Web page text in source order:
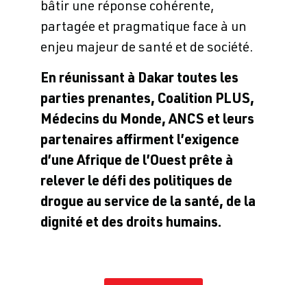
bâtir une réponse cohérente,
partagée et pragmatique face à un
enjeu majeur de santé et de société.
En réunissant à Dakar toutes les
parties prenantes, Coalition PLUS,
Médecins du Monde, ANCS et leurs
partenaires affirment l’exigence
d’une Afrique de l’Ouest prête à
relever le défi des politiques de
drogue au service de la santé, de la
dignité et des droits humains.